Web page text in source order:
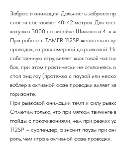
Заброс и анимация: Дальность заброса
снасти составляет 40-42 метров. Для
катушка 3000 по линейке Шимано и 4-х
При работе с TAMER 112SP желательно
проводок, от равномерной до рывковой.
собственную игру, виляет хвостовой
бок, при этом практически не
стоп энд гоу (протяжка с паузой или
воблер в активной фазе проводки виляет
горизонте.
При рывковой анимации темп и силу
Отметим только, что при мягком
глайды с покачиваниями, чем при резких
112SP – суспендер, а значит паузы при
роль, чем игра в активной фазе проводки.